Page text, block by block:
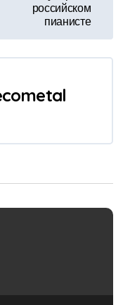
российском
пианисте